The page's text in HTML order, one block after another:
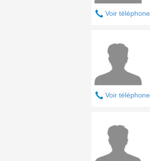
Voir téléphone
Voir téléphone